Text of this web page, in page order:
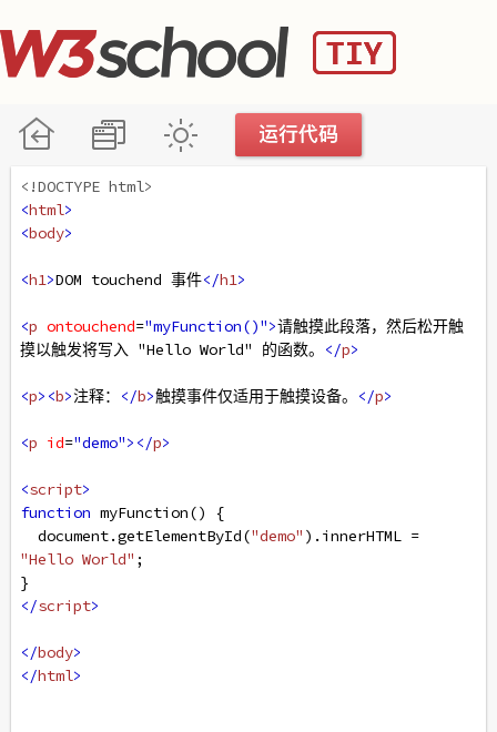
<!DOCTYPE html>
<html>
<body>
<h1>DOM touchend 事件</h1>
<p ontouchend="myFunction()">请触摸此段落，然后松开触
摸以触发将写入 "Hello World" 的函数。
</p>
<p><b>注释： </b>触摸事件仅适用于触摸设备。 </p>
<p id="demo"></p>
<script>
function myFunction() {
document.getElementById("demo" ). innerHTML =
"Hello World" ;
}
</script>
</body>
</html>